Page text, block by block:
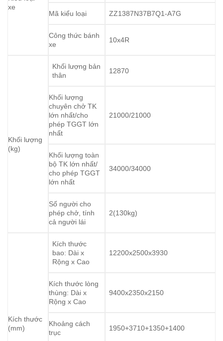
xe
Mã kiểu loại
ZZ1387N37B7Q1-A7G
Công thức bánh
xe
10x4R
Khối lượng
(kg)
Khối lượng bản
thân
12870
Khối lượng
chuyên chở TK
lớn nhất/cho
phép TGGT lớn
nhất
21000/21000
Khối lượng toàn
bộ TK lớn nhất/
cho phép TGGT
lớn nhất
34000/34000
Số người cho
phép chở, tính
cả người lái
2(130kg)
Kích thước
(mm)
Kích thước
bao: Dài x
Rộng x Cao
12200x2500x3930
Kích thước lòng
thùng: Dài x
Rộng x Cao
9400x2350x2150
Khoảng cách
trục
1950+3710+1350+1400